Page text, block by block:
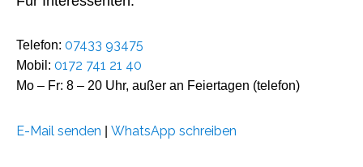
Telefon: 07433 93475
Mobil: 0172 741 21 40
Mo – Fr: 8 – 20 Uhr, außer an Feiertagen (telefon)
E-Mail senden WhatsApp schreiben